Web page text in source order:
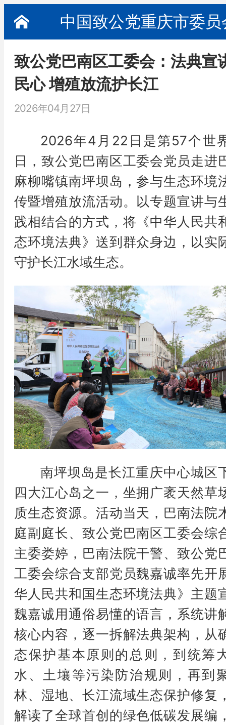
中国致公党重庆市委员
致公党巴南区工委会：法典宣
民心 增殖放流护长江
2026年04月27日
2026年4月22日是第57个世
日，致公党巴南区工委会党员走进
麻柳嘴镇南坪坝岛，参与生态环境
传暨增殖放流活动。以专题宣讲与
践相结合的方式，将《中华人民共
态环境法典》送到群众身边，以实
守护长江水域生态。
南坪坝岛是长江重庆中心城区
四大江心岛之一，坐拥广袤天然草
质生态资源。活动当天，巴南法院
庭副庭长、致公党巴南区工委会综
主委娄婷，巴南法院干警、致公党
工委会综合支部党员魏嘉诚率先开
华人民共和国生态环境法典》主题
魏嘉诚用通俗易懂的语言，系统讲
核心内容，逐一拆解法典架构，从
态保护基本原则的总则，到统筹
水、土壤等污染防治规则，再到
林、湿地、长江流域生态保护修复
解读了全球首创的绿色低碳发展编